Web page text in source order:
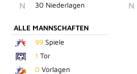
N 30 Niederlagen N
ALLE MANNSCHAFTEN
99 Spiele
1 Tor
0 Vorlagen